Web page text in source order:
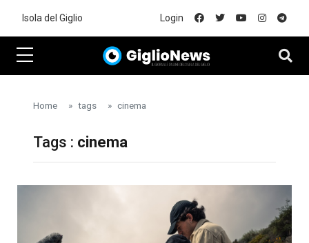
Isola del Giglio Login
Home tags cinema
Tags : cinema